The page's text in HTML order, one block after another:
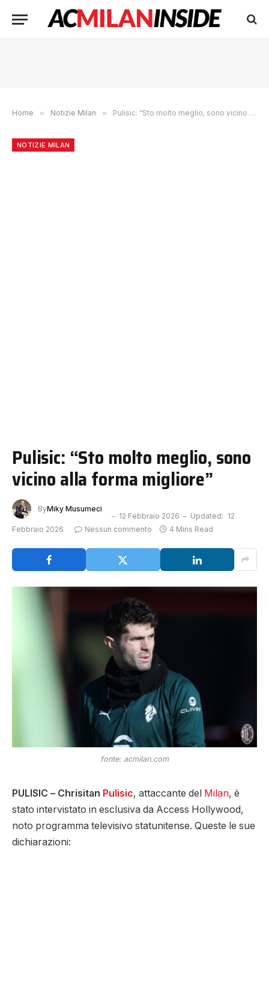
Home » Notizie Milan » Pulisic: “Sto molto meglio, sono vicino alla forma migliore”
NOTIZIE MILAN
Pulisic: “Sto molto meglio, sono
vicino alla forma migliore”
ByMiky Musumeci
12 Febbraio 2026
Updated: 12
Febbraio 2026
Nessun commento 4 Mins Read
fonte: acmilan.com
PULISIC – Chrisitan Pulisic, attaccante del Milan, è
stato intervistato in esclusiva da Access Hollywood,
noto programma televisivo statunitense. Queste le sue
dichiarazioni: